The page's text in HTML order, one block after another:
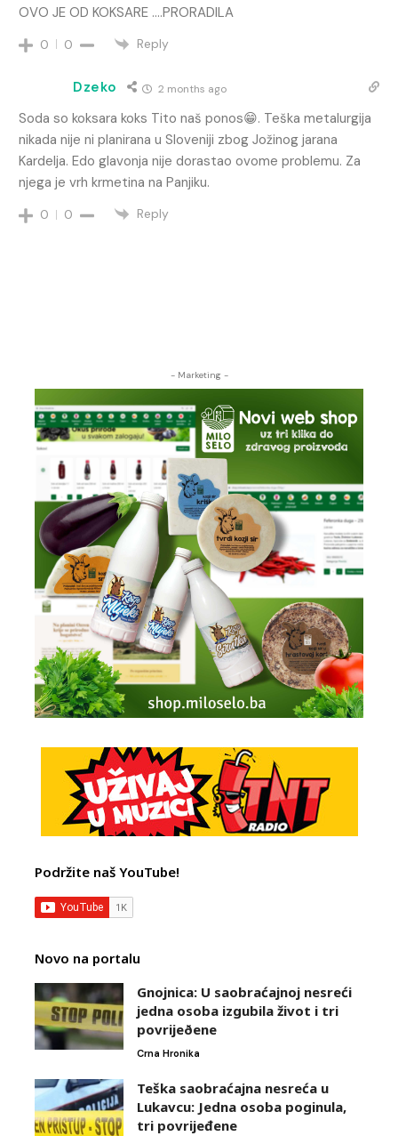
OVO JE OD KOKSARE ….PRORADILA
0 0 Reply
Dzeko 2 months ago
Soda so koksara koks Tito naš ponos😁. Teška metalurgija
nikada nije ni planirana u Sloveniji zbog Jožinog jarana
Kardelja. Edo glavonja nije dorastao ovome problemu. Za
njega je vrh krmetina na Panjiku.
0 0 Reply
- Marketing -
Podržite naš YouTube!
Novo na portalu
Gnojnica: U saobraćajnoj nesreći
jedna osoba izgubila život i tri
povrijeðene
Crna Hronika
Teška saobraćajna nesreća u
Lukavcu: Jedna osoba poginula,
tri povrijeđene